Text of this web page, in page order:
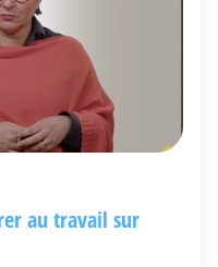
au travail sur